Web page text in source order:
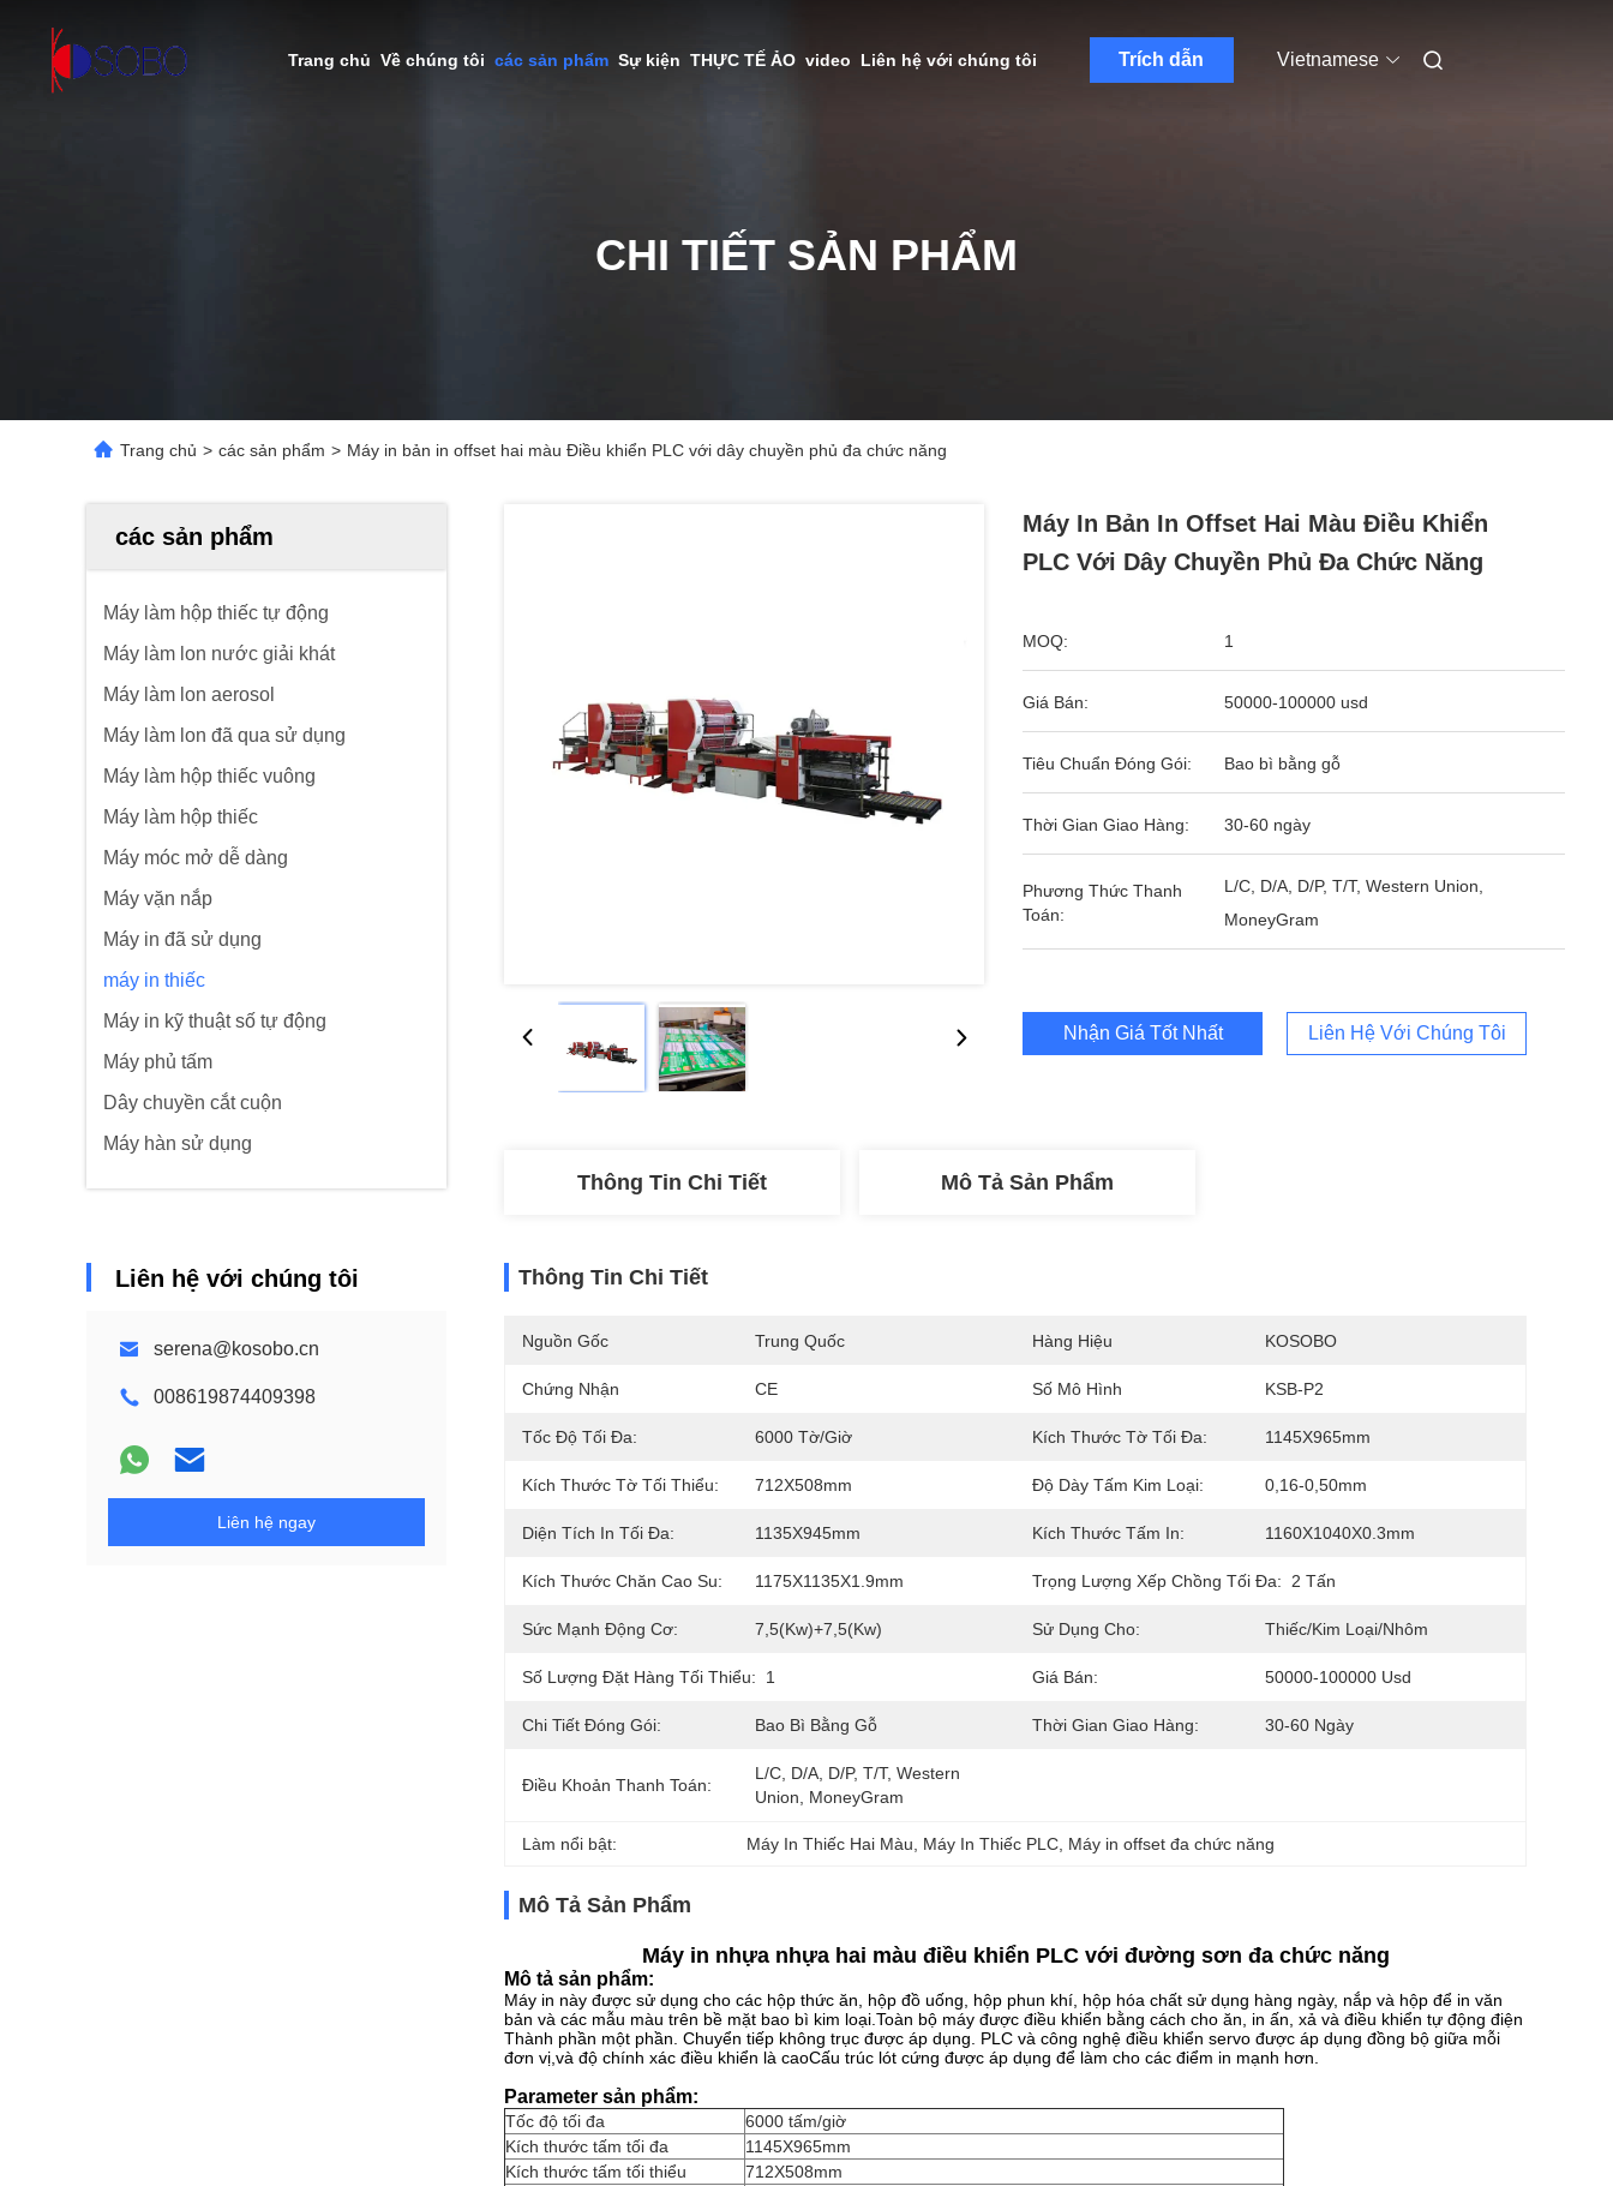
Trang chủ Về chúng tôi các sản phẩm Sự kiện THỰC TẾ ẢO video Liên hệ với chúng tôi Trích dẫn Vietnamese
CHI TIẾT SẢN PHẨM
Trang chủ > các sản phẩm > Máy in bản in offset hai màu Điều khiển PLC với dây chuyền phủ đa chức năng
các sản phẩm
Máy làm hộp thiếc tự động
Máy làm lon nước giải khát
Máy làm lon aerosol
Máy làm lon đã qua sử dụng
Máy làm hộp thiếc vuông
Máy làm hộp thiếc
Máy móc mở dễ dàng
Máy vặn nắp
Máy in đã sử dụng
máy in thiếc
Máy in kỹ thuật số tự động
Máy phủ tấm
Dây chuyền cắt cuộn
Máy hàn sử dụng
Liên hệ với chúng tôi
serena@kosobo.cn
008619874409398
Liên hệ ngay
Máy In Bản In Offset Hai Màu Điều Khiển
PLC Với Dây Chuyền Phủ Đa Chức Năng
MOQ: 1
Giá Bán: 50000-100000 usd
Tiêu Chuẩn Đóng Gói: Bao bì bằng gỗ
Thời Gian Giao Hàng: 30-60 ngày
Phương Thức Thanh
Toán:
L/C, D/A, D/P, T/T, Western Union,
MoneyGram
Nhận Giá Tốt Nhất Liên Hệ Với Chúng Tôi
Thông Tin Chi Tiết Mô Tả Sản Phẩm
Thông Tin Chi Tiết
Nguồn Gốc Trung Quốc Hàng Hiệu KOSOBO
Chứng Nhận CE Số Mô Hình KSB-P2
Tốc Độ Tối Đa: 6000 Tờ/giờ Kích Thước Tờ Tối Đa: 1145X965mm
Kích Thước Tờ Tối Thiểu: 712X508mm Độ Dày Tấm Kim Loại: 0,16-0,50mm
Diện Tích In Tối Đa: 1135X945mm Kích Thước Tấm In: 1160X1040X0.3mm
Kích Thước Chăn Cao Su: 1175X1135X1.9mm Trọng Lượng Xếp Chồng Tối Đa: 2 Tấn
Sức Mạnh Động Cơ: 7,5(kw)+7,5(kw) Sử Dụng Cho: Thiếc/kim Loại/nhôm
Số Lượng Đặt Hàng Tối Thiểu: 1 Giá Bán: 50000-100000 Usd
Chi Tiết Đóng Gói: Bao Bì Bằng Gỗ Thời Gian Giao Hàng: 30-60 Ngày
Điều Khoản Thanh Toán:
L/C, D/A, D/P, T/T, Western
Union, MoneyGram
Làm nổi bật: Máy In Thiếc Hai Màu Máy In Thiếc PLC Máy in offset đa chức năng
Mô Tả Sản Phẩm
Máy in nhựa nhựa hai màu điều khiển PLC với đường sơn đa chức năng
Mô tả sản phẩm:
Máy in này được sử dụng cho các hộp thức ăn, hộp đồ uống, hộp phun khí, hộp hóa chất sử dụng hàng ngày, nắp và hộp để in văn
bản và các mẫu màu trên bề mặt bao bì kim loại.Toàn bộ máy được điều khiển bằng cách cho ăn, in ấn, xả và điều khiển tự động điện
Thành phần một phần. Chuyển tiếp không trục được áp dụng. PLC và công nghệ điều khiển servo được áp dụng đồng bộ giữa mỗi
đơn vị,và độ chính xác điều khiển là caoCấu trúc lót cứng được áp dụng để làm cho các điểm in mạnh hơn.
Parameter sản phẩm:
Tốc độ tối đa
6000 tấm/giờ
Kích thước tấm tối đa
1145X965mm
Kích thước tấm tối thiểu
712X508mm